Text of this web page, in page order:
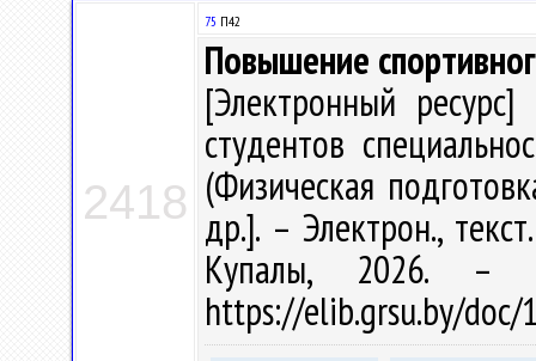
2418
75 П42
Повышение
[Электронный
студентов
(Физическая
др.]. – Электрон.,
Купалы, 2026. –
https://elib.grsu.by/